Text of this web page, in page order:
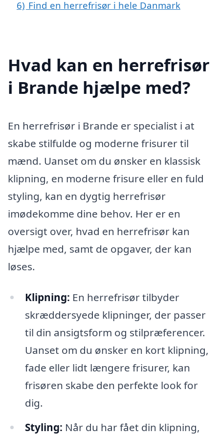
6) Find en herrefrisør i hele Danmark
Hvad kan en herrefrisør
i Brande hjælpe med?
En herrefrisør i Brande er specialist i at
skabe stilfulde og moderne frisurer til
mænd. Uanset om du ønsker en klassisk
klipning, en moderne frisure eller en fuld
styling, kan en dygtig herrefrisør
imødekomme dine behov. Her er en
oversigt over, hvad en herrefrisør kan
hjælpe med, samt de opgaver, der kan
løses.
Klipning: En herrefrisør tilbyder
skræddersyede klipninger, der passer
til din ansigtsform og stilpræferencer.
Uanset om du ønsker en kort klipning,
fade eller lidt længere frisurer, kan
frisøren skabe den perfekte look for
dig.
Styling: Når du har fået din klipning,